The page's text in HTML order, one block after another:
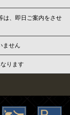
は、即日ご案内をさせ
ません
ります